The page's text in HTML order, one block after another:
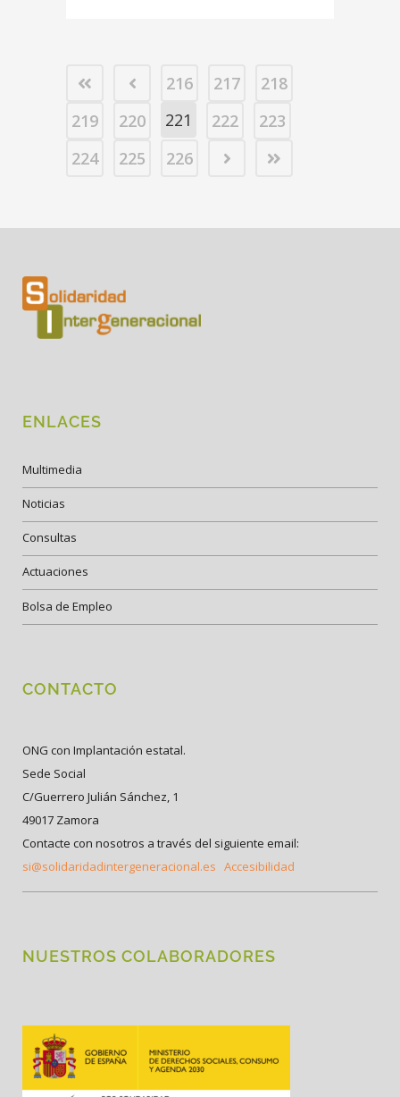
216 217
218
219
220 221 222
223
224
225 226
ENLACES
Multimedia
Noticias
Consultas
Actuaciones
Bolsa de Empleo
CONTACTO
ONG con Implantación estatal.
Sede Social
C/Guerrero Julián Sánchez, 1
49017 Zamora
Contacte con nosotros a través del siguiente email:
si@solidaridadintergeneracional.es Accesibilidad
NUESTROS COLABORADORES